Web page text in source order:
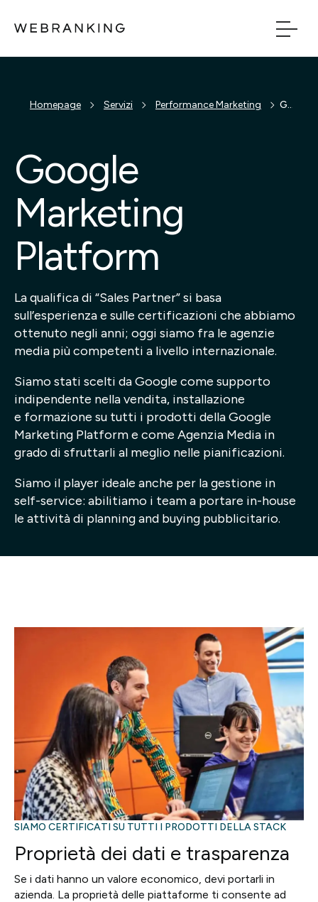
Build
Bridge
Tech
Chi Siamo
Cosa facciamo
Progetti
Point of W
Careers
Contatti
Italiano
Homepage Servizi Performance Marketing Google Marketing Platform
Google
Marketing
Platform
La qualifica di “Sales Partner” si basa
sull’esperienza e sulle certificazioni che abbiamo
ottenuto negli anni; oggi siamo fra le agenzie
media più competenti a livello internazionale.
Siamo stati scelti da Google come supporto
indipendente nella vendita, installazione
e formazione su tutti i prodotti della Google
Marketing Platform e come Agenzia Media in
grado di sfruttarli al meglio nelle pianificazioni.
Siamo il player ideale anche per la gestione in
self-service: abilitiamo i team a portare in-house
le attività di planning and buying pubblicitario.
SIAMO CERTIFICATI SU TUTTI I PRODOTTI DELLA STACK
Proprietà dei dati e trasparenza
Se i dati hanno un valore economico, devi portarli in
azienda. La proprietà delle piattaforme ti consente ad